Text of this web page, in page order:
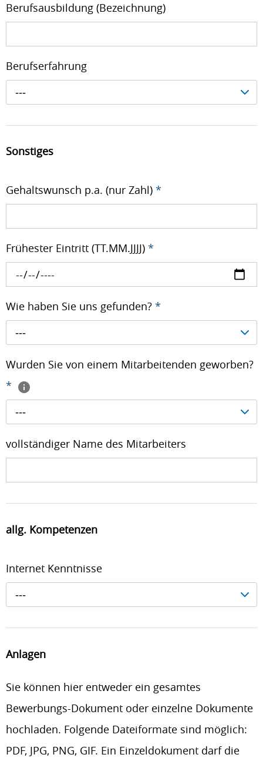
Berufsausbildung (Bezeichnung)
Berufserfahrung
---
Sonstiges
Gehaltswunsch p.a. (nur Zahl) *
Frühester Eintritt (TT.MM.JJJJ) *
Wie haben Sie uns gefunden? *
---
Wurden Sie von einem Mitarbeitenden geworben?
*
---
vollständiger Name des Mitarbeiters
allg. Kompetenzen
Internet Kenntnisse
---
Anlagen
Sie können hier entweder ein gesamtes
Bewerbungs-Dokument oder einzelne Dokumente
hochladen. Folgende Dateiformate sind möglich:
PDF, JPG, PNG, GIF. Ein Einzeldokument darf die